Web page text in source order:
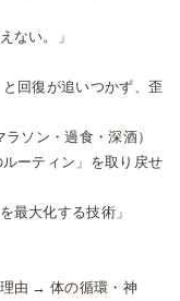
ない。」
回復が追いつかず、歪
ソン・過食・深酒）
ーティン」を取り戻せ
最大化する技術」
由 → 体の循環・神